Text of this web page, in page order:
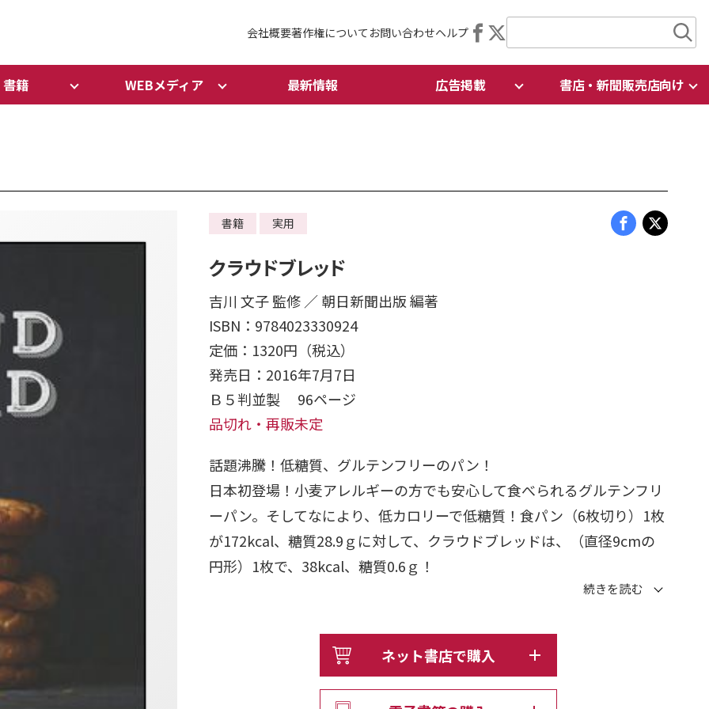
会社概要著作権について お問い合わせヘルプ
書籍 WEBメディア 最新情報 広告掲載 書店・新聞販売店向け
書籍 実用
クラウドブレッド
吉川 文子 監修 ／ 朝日新聞出版 編著
ISBN：9784023330924
定価：1320円（税込）
発売日：2016年7月7日
Ｂ５判並製 96ページ
品切れ・再販未定
話題沸騰！低糖質、グルテンフリーのパン！
日本初登場！小麦アレルギーの方でも安心して食べられるグルテンフリ
ーパン。そしてなにより、低カロリーで低糖質！食パン（6枚切り）1枚
が172kcal、糖質28.9ｇに対して、クラウドブレッドは、（直径9cmの
円形）1枚で、38kcal、糖質0.6ｇ！
クラウドブレッドなら毎食食べても大丈夫です。
そして、作り方も超かんたん。卵、クリームチーズ、砂糖、ベーキング
パウダーを混ぜて焼くだけで完成！誰でも失敗なく出来上がります。味
ネット書店で購入